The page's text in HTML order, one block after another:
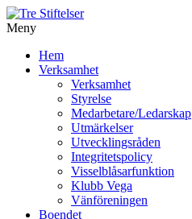
Meny
vidare
Hem
Verksamhet
Verksamhet
Styrelse
Medarbetare/Ledarskap
Utmärkelser
Utvecklingsråden
Integritetspolicy
Visselblåsarfunktion
Klubb Vega
Vänföreningen
Boendet